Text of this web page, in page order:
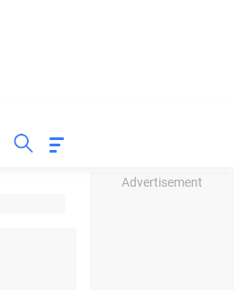
Advertisement
INSPIRASI BISNIS